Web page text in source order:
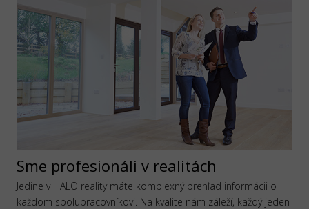
Sme profesionáli v realitách
Jedine v HALO reality máte komplexný prehľad informácii o
každom spolupracovníkovi. Na kvalite nám záleží, každý jeden